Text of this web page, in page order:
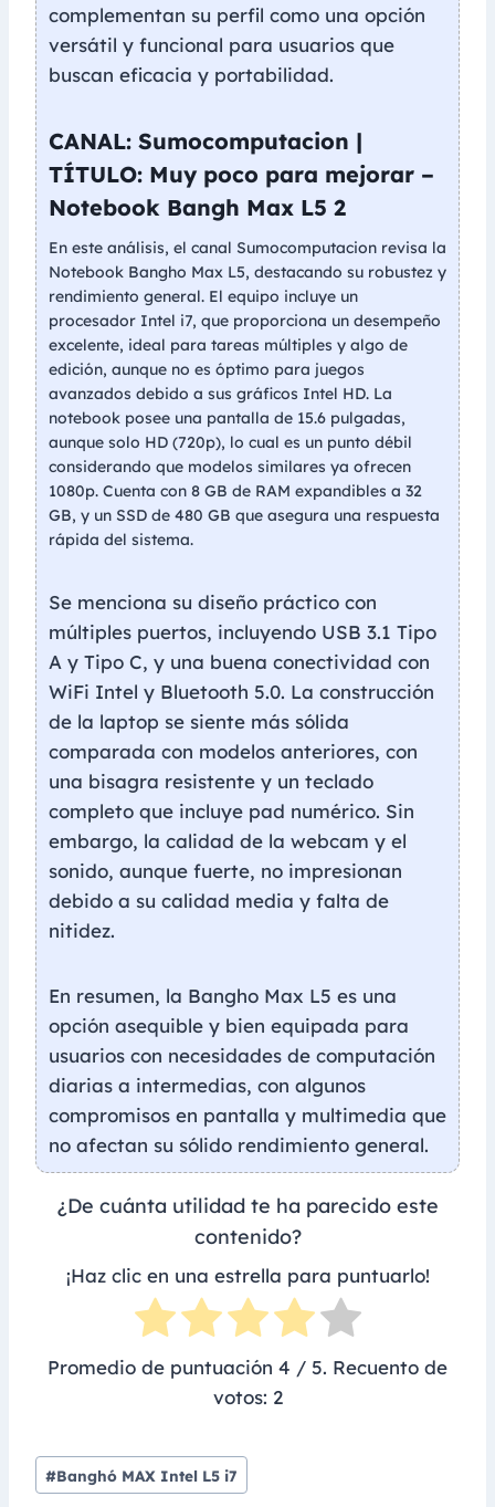
complementan su perfil como una opción
versátil y funcional para usuarios que
buscan eficacia y portabilidad.
CANAL: Sumocomputacion |
TÍTULO: Muy poco para mejorar –
Notebook Bangh Max L5 2
En este análisis, el canal Sumocomputacion revisa la
Notebook Bangho Max L5, destacando su robustez y
rendimiento general. El equipo incluye un
procesador Intel i7, que proporciona un desempeño
excelente, ideal para tareas múltiples y algo de
edición, aunque no es óptimo para juegos
avanzados debido a sus gráficos Intel HD. La
notebook posee una pantalla de 15.6 pulgadas,
aunque solo HD (720p), lo cual es un punto débil
considerando que modelos similares ya ofrecen
1080p. Cuenta con 8 GB de RAM expandibles a 32
GB, y un SSD de 480 GB que asegura una respuesta
rápida del sistema.
Se menciona su diseño práctico con
múltiples puertos, incluyendo USB 3.1 Tipo
A y Tipo C, y una buena conectividad con
WiFi Intel y Bluetooth 5.0. La construcción
de la laptop se siente más sólida
comparada con modelos anteriores, con
una bisagra resistente y un teclado
completo que incluye pad numérico. Sin
embargo, la calidad de la webcam y el
sonido, aunque fuerte, no impresionan
debido a su calidad media y falta de
nitidez.
En resumen, la Bangho Max L5 es una
opción asequible y bien equipada para
usuarios con necesidades de computación
diarias a intermedias, con algunos
compromisos en pantalla y multimedia que
no afectan su sólido rendimiento general.
¿De cuánta utilidad te ha parecido este
contenido?
¡Haz clic en una estrella para puntuarlo!
Promedio de puntuación 4 / 5. Recuento de
votos: 2
Post
Tags:
#Banghó MAX Intel L5 i7